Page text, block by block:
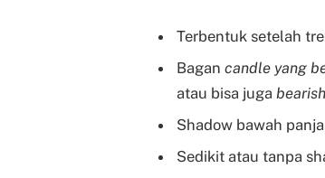
Terbentuk setelah
Bagan candle yang
atau bisa juga bearish
Shadow bawah
Sedikit atau tanpa